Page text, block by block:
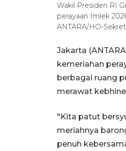
Wakil Presiden RI
perayaan Imlek
ANTARA/HO-
Jakarta
kemeriahan
berbagai ruang
merawat
"Kita patut
meriahnya
penuh